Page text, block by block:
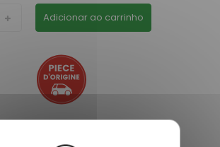
Adicionar ao carrinho